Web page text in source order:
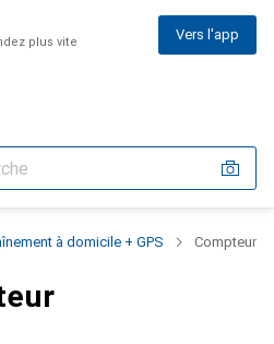
plus vite Vers l'app
à domicile + GPS Compteur